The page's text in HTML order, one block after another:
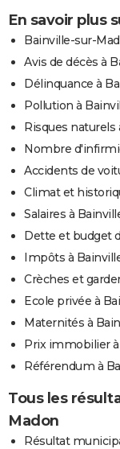
En savoir plus
Bainville-sur-
Avis de décès à
Délinquance à
Pollution à
Risques naturels
Nombre
Accidents de
Climat et
Salaires à
Dette et budget
Impôts à
Crèches et
Ecole privée à
Maternités à
Prix immobilier
Référendum à
Tous les
Madon
Résultat